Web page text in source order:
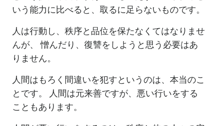
いう能力に比べると、取るに足らないものです。
人は行動し、秩序と品位を保たなくてはなりませ
んが、 憎んだり、復讐をしようと思う必要はあ
りません。
人間はもろく間違いを犯すというのは、本当のこ
とです。 人間は元来善ですが、悪い行いをする
こともあります。